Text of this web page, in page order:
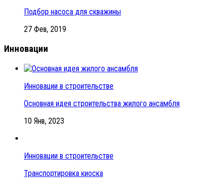
Подбор насоса для скважины
27 Фев, 2019
Инновации
Инновации в строительстве
Основная идея строительства жилого ансамбля
10 Янв, 2023
Инновации в строительстве
Транспортировка киоска